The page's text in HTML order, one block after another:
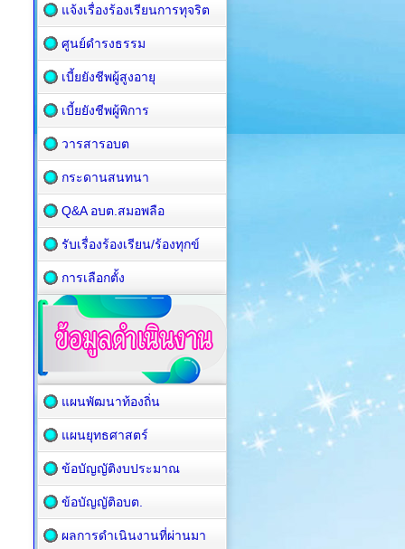
แจ้งเรื่องร้องเรียนการทุจริต
ศูนย์ดำรงธรรม
เบี้ยยังชีพผู้สูงอายุ
เบี้ยยังชีพผู้พิการ
วารสารอบต
กระดานสนทนา
Q&A อบต.สมอพลือ
รับเรื่องร้องเรียน/ร้องทุกข์
การเลือกตั้ง
แผนพัฒนาท้องถิ่น
แผนยุทธศาสตร์
ข้อบัญญัติงบประมาณ
ข้อบัญญัติอบต.
ผลการดำเนินงานที่ผ่านมา